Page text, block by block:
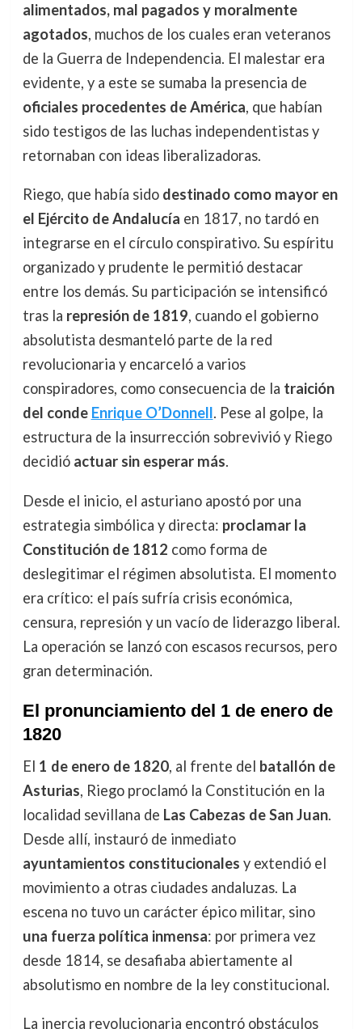
alimentados, mal pagados y moralmente
agotados, muchos de los cuales eran veteranos
de la Guerra de Independencia. El malestar era
evidente, y a este se sumaba la presencia de
oficiales procedentes de América, que habían
sido testigos de las luchas independentistas y
retornaban con ideas liberalizadoras.
Riego, que había sido destinado como mayor en
el Ejército de Andalucía en 1817, no tardó en
integrarse en el círculo conspirativo. Su espíritu
organizado y prudente le permitió destacar
entre los demás. Su participación se intensificó
tras la represión de 1819, cuando el gobierno
absolutista desmanteló parte de la red
revolucionaria y encarceló a varios
conspiradores, como consecuencia de la traición
del conde Enrique O’Donnell. Pese al golpe, la
estructura de la insurrección sobrevivió y Riego
decidió actuar sin esperar más.
Desde el inicio, el asturiano apostó por una
estrategia simbólica y directa: proclamar la
Constitución de 1812 como forma de
deslegitimar el régimen absolutista. El momento
era crítico: el país sufría crisis económica,
censura, represión y un vacío de liderazgo liberal.
La operación se lanzó con escasos recursos, pero
gran determinación.
El pronunciamiento del 1 de enero de
1820
El 1 de enero de 1820, al frente del batallón de
Asturias, Riego proclamó la Constitución en la
localidad sevillana de Las Cabezas de San Juan.
Desde allí, instauró de inmediato
ayuntamientos constitucionales y extendió el
movimiento a otras ciudades andaluzas. La
escena no tuvo un carácter épico militar, sino
una fuerza política inmensa: por primera vez
desde 1814, se desafiaba abiertamente al
absolutismo en nombre de la ley constitucional.
La inercia revolucionaria encontró obstáculos